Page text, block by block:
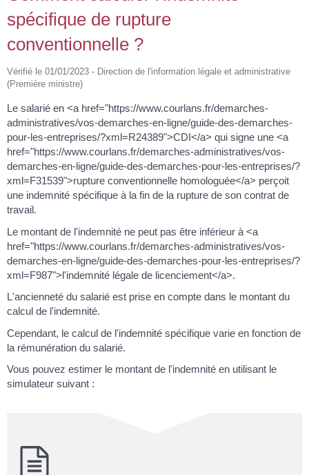
spécifique de rupture
conventionnelle ?
Vérifié le 01/01/2023 - Direction de l'information légale et administrative
(Première ministre)
Le salarié en <a href="https://www.courlans.fr/demarches-
administratives/vos-demarches-en-ligne/guide-des-demarches-
pour-les-entreprises/?xml=R24389">CDI</a> qui signe une <a
href="https://www.courlans.fr/demarches-administratives/vos-
demarches-en-ligne/guide-des-demarches-pour-les-entreprises/?
xml=F31539">rupture conventionnelle homologuée</a> perçoit
une indemnité spécifique à la fin de la rupture de son contrat de
travail.
Le montant de l'indemnité ne peut pas être inférieur à <a
href="https://www.courlans.fr/demarches-administratives/vos-
demarches-en-ligne/guide-des-demarches-pour-les-entreprises/?
xml=F987">l'indemnité légale de licenciement</a>.
L'ancienneté du salarié est prise en compte dans le montant du
calcul de l'indemnité.
Cependant, le calcul de l'indemnité spécifique varie en fonction de
la rémunération du salarié.
Vous pouvez estimer le montant de l'indemnité en utilisant le
simulateur suivant :